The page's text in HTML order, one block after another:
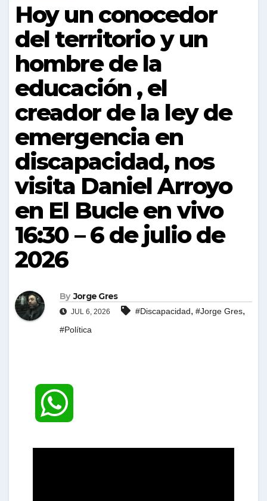
Hoy un conocedor
del territorio y un
hombre de la
educación , el
creador de la ley de
emergencia en
discapacidad, nos
visita Daniel Arroyo
en El Bucle en vivo
16:30 – 6 de julio de
2026
By Jorge Gres
JUL 6, 2026 #Discapacidad, #Jorge Gres,
#Política